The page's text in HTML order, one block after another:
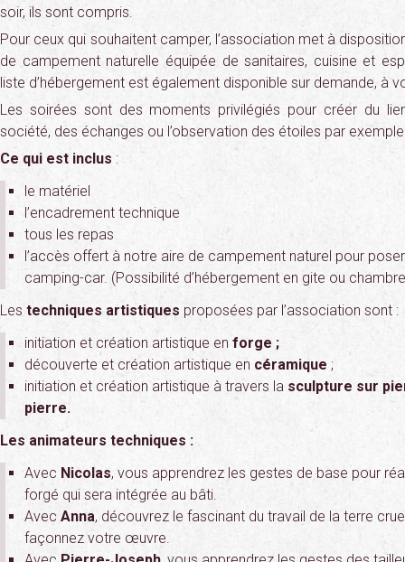
soir, ils sont compris.
Pour ceux qui souhaitent camper, l’association met à
de campement naturelle équipée de sanitaires, cuisine et
liste d’hébergement est également disponible sur demande, à
Les soirées sont des moments privilégiés pour créer du
société, des échanges ou l’observation des étoiles par
Ce qui est inclus :
le matériel
l’encadrement technique
tous les repas
l’accès offert à notre aire de campement naturel pour
camping-car. (Possibilité d’hébergement en gite ou
Les techniques artistiques proposées par l’association sont :
initiation et création artistique en forge ;
découverte et création artistique en céramique ;
initiation et création artistique à travers la sculpture sur
pierre.
Les animateurs techniques :
Avec Nicolas, vous apprendrez les gestes de base pour
forgé qui sera intégrée au bâti.
Avec Anna, découvrez le fascinant du travail de la terre
façonnez votre œuvre.